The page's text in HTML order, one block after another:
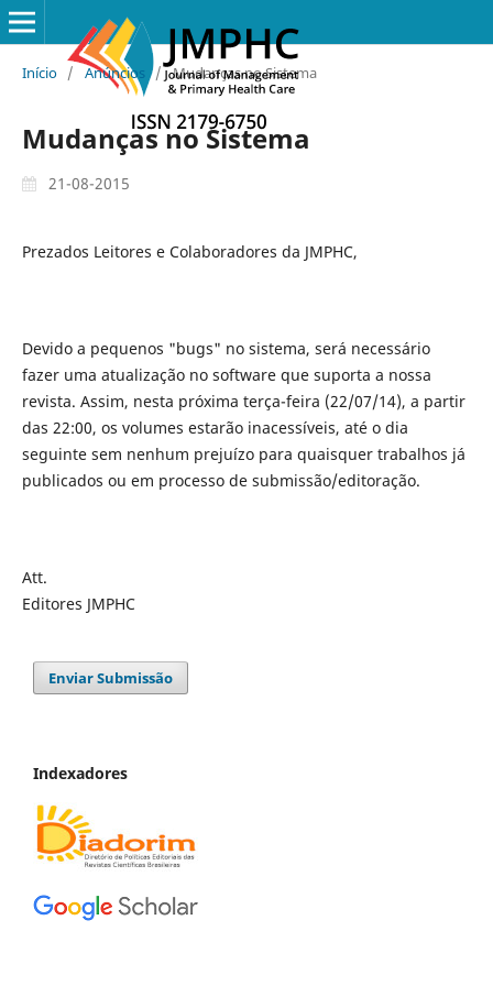
Início / Anúncios / Mudanças no Sistema
Mudanças no Sistema
21-08-2015
Prezados Leitores e Colaboradores da JMPHC,
Devido a pequenos "bugs" no sistema, será necessário
fazer uma atualização no software que suporta a nossa
revista. Assim, nesta próxima terça-feira (22/07/14), a partir
das 22:00, os volumes estarão inacessíveis, até o dia
seguinte sem nenhum prejuízo para quaisquer trabalhos já
publicados ou em processo de submissão/editoração.
Att.
Editores JMPHC
Enviar Submissão
Indexadores